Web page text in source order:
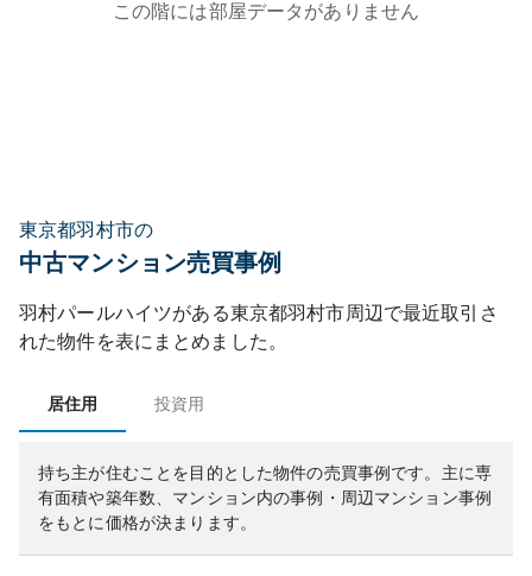
この階には部屋データがありません
東京都羽村市の
中古マンション売買事例
羽村パールハイツがある東京都羽村市周辺で最近取引さ
れた物件を表にまとめました。
居住用 投資用
持ち主が住むことを目的とした物件の売買事例です。 主に専
有面積や築年数、マンション内の事例・周辺マンション事例
をもとに価格が決まります。